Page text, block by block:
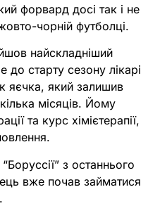
форвард досі так і не
чорній футболці.
найскладніший
старту сезону лікарі
яєчка, який залишив
місяців. Йому
та курс хімієтерапії,
з останнього
вже почав займатися